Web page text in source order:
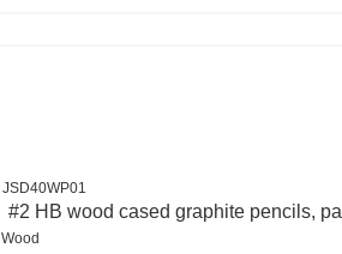
JSD40WP01
#2 HB wood cased graphite pencils,
Wood